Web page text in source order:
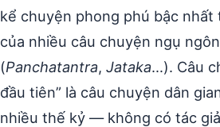
kể chuyện phong phú bậc nhất
của nhiều câu chuyện ngụ
(Panchatantra, Jataka…). Câu
đầu tiên” là câu chuyện dân
nhiều thế kỷ — không có tác